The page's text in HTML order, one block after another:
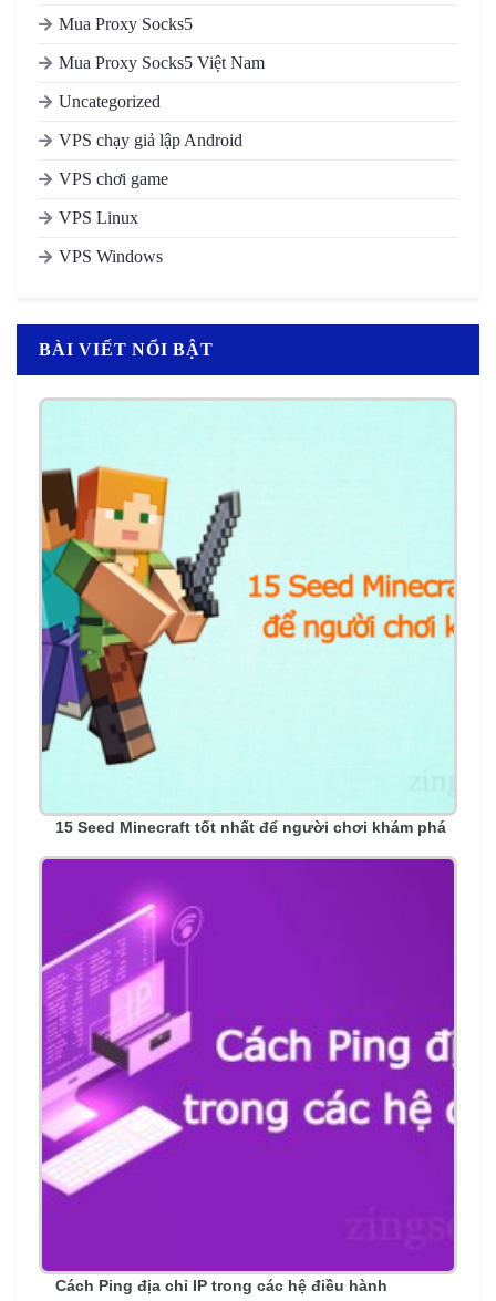
Mua Proxy Socks5
Mua Proxy Socks5 Việt Nam
Uncategorized
VPS chạy giả lập Android
VPS chơi game
VPS Linux
VPS Windows
BÀI VIẾT NỔI BẬT
15 Seed Minecraft tốt nhất để người chơi khám phá
Cách Ping địa chỉ IP trong các hệ điều hành